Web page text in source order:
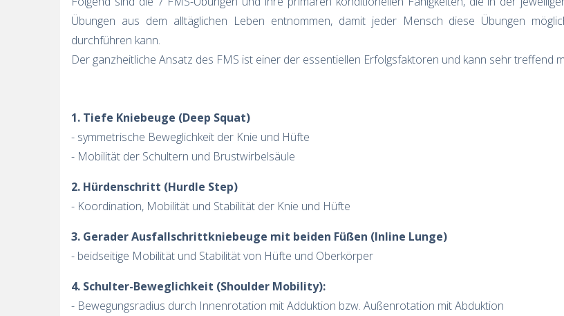
Übungen aus dem alltäglichen Leben entnommen, damit jeder Mensch diese Übungen
durchführen kann.
Der ganzheitliche Ansatz des FMS ist einer der essentiellen Erfolgsfaktoren und kann sehr treffend
1. Tiefe Kniebeuge (Deep Squat)
- symmetrische Beweglichkeit der Knie und Hüfte
- Mobilität der Schultern und Brustwirbelsäule
2. Hürdenschritt (Hurdle Step)
- Koordination, Mobilität und Stabilität der Knie und Hüfte
3. Gerader Ausfallschrittkniebeuge mit beiden Füßen (Inline Lunge)
- beidseitige Mobilität und Stabilität von Hüfte und Oberkörper
4. Schulter-Beweglichkeit (Shoulder Mobility):
- Bewegungsradius durch Innenrotation mit Adduktion bzw. Außenrotation mit Abduktion